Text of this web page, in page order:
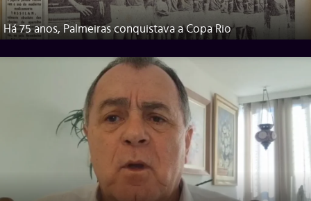
Há 75 anos, Palmeiras conquistava a Copa Rio